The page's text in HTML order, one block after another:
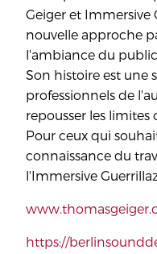
Geiger et Immersive
nouvelle approche
l'ambiance du
Son histoire est une
professionnels de
repousser les limites
Pour ceux qui
connaissance du
l'Immersive
https://